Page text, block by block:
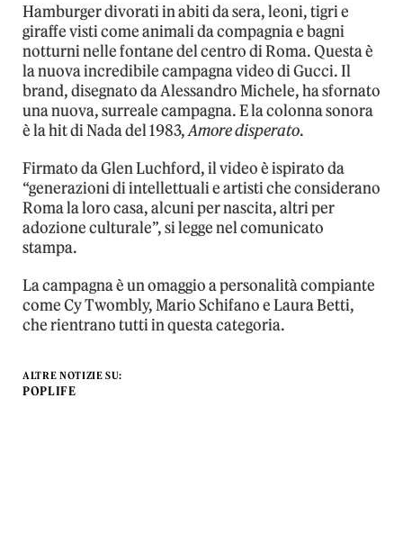
Hamburger divorati in abiti da sera, leoni, tigri e
giraffe visti come animali da compagnia e bagni
notturni nelle fontane del centro di Roma. Questa è
la nuova incredibile campagna video di Gucci. Il
brand, disegnato da Alessandro Michele, ha sfornato
una nuova, surreale campagna. E la colonna sonora
è la hit di Nada del 1983,Amore disperato.
Firmato da Glen Luchford, il video è ispirato da
“generazioni di intellettuali e artisti che considerano
Roma la loro casa, alcuni per nascita, altri per
adozione culturale”, si legge nel comunicato
stampa.
La campagna è un omaggio a personalità compiante
come Cy Twombly, Mario Schifano e Laura Betti,
che rientrano tutti in questa categoria.
ALTRE NOTIZIE SU:
POPLIFE